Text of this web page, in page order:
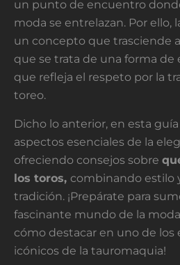
un punto de encuentro
moda se entrelazan. Por ello,
un concepto que trasciende
que se trata de una forma de
que refleja el respeto por la
toreo.
Dicho lo anterior, en esta
aspectos esenciales de la
ofreciendo consejos sobre
los toros, combinando estilo
tradición. ¡Prepárate para
fascinante mundo de la
cómo destacar en uno de los
icónicos de la tauromaquia!